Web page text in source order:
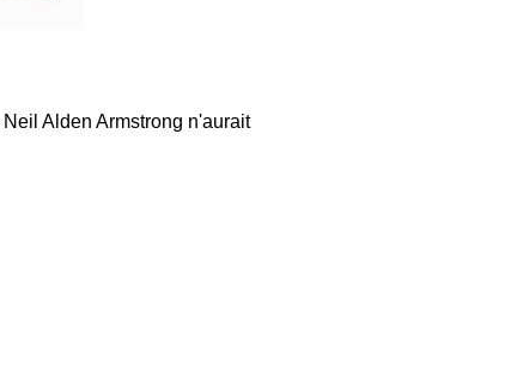
Neil Alden Armstrong n'aurait